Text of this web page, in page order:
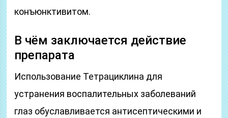
конъюнктивитом.
В чём заключается действие
препарата
Использование Тетрациклина для
устранения воспалительных заболеваний
глаз обуславливается антисептическими и